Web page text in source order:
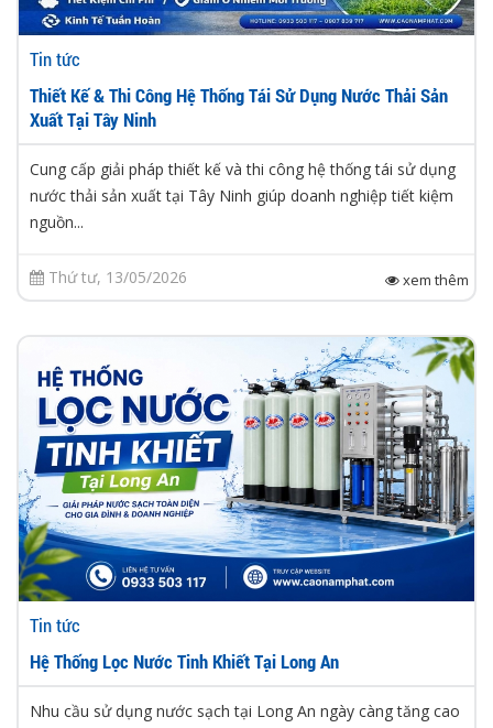
Tin tức
Thiết Kế & Thi Công Hệ Thống Tái Sử Dụng Nước Thải Sản
Xuất Tại Tây Ninh
Cung cấp giải pháp thiết kế và thi công hệ thống tái sử dụng
nước thải sản xuất tại Tây Ninh giúp doanh nghiệp tiết kiệm
nguồn...
Thứ tư, 13/05/2026 xem thêm
Tin tức
Hệ Thống Lọc Nước Tinh Khiết Tại Long An
Nhu cầu sử dụng nước sạch tại Long An ngày càng tăng cao